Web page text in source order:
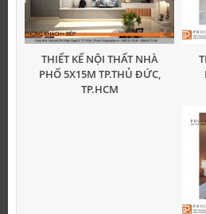
THIẾT KẾ NỘI THẤT NHÀ
PHỐ 5X15M TP.THỦ ĐỨC,
TP.HCM